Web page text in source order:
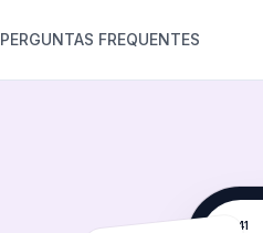
PERGUNTAS FREQUENTES
9:41